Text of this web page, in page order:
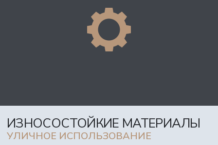
ИЗНОСОСТОЙКИЕ МАТЕРИАЛЫ
УЛИЧНОЕ ИСПОЛЬЗОВАНИЕ